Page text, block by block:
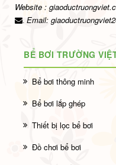
Website :
Email:
BỂ BƠI TRƯỜNG
Bể bơi thông minh
Bể bơi lắp ghép
Thiết bị lọc bể bơi
Đồ chơi bể bơi